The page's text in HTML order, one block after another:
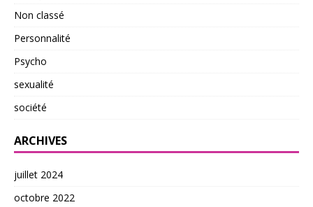
Non classé
Personnalité
Psycho
sexualité
société
ARCHIVES
juillet 2024
octobre 2022